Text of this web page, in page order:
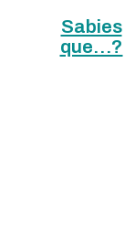
Sabies
que…?